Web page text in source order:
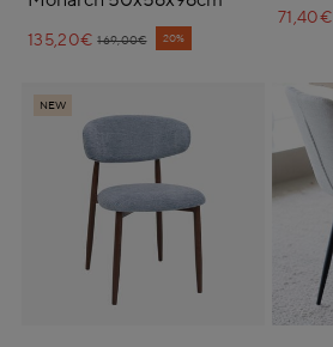
Price reduced from
169,00€
to 20%
135,20€
71,40€
NEW